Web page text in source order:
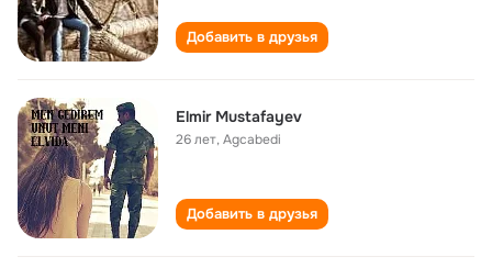
Добавить в друзья
Elmir Mustafayev
26 лет,Agcabedi
Добавить в друзья